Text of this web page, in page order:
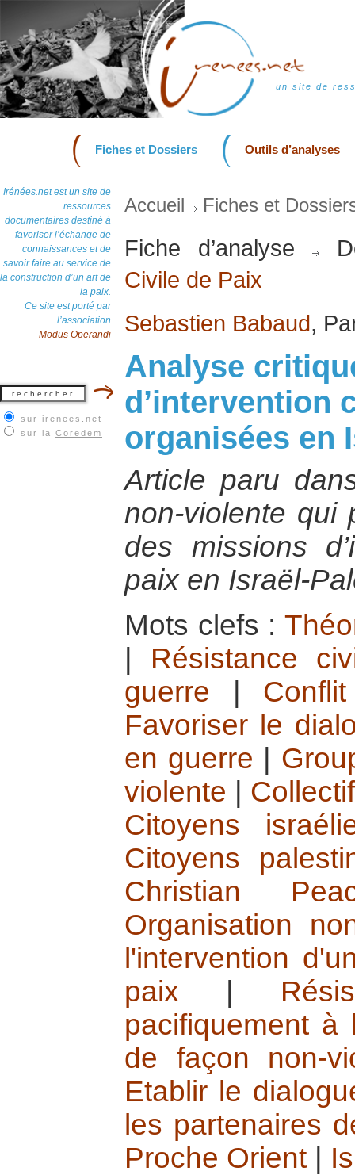
un site de
Fiches et Dossiers Outils d’analyses
Irénées.net est un site de
ressources
documentaires destiné à
favoriser l’échange de
connaissances et de
savoir faire au service de
la construction d’un art de
la paix.
Ce site est porté par
l’association
Modus Operandi
sur irenees.net
sur la Coredem
Accueil Fiches et
Fiche d’analyse
Civile de Paix
Sebastien Babaud,
Analyse
d’intervention
organisées en
Article paru
non-violente qui
des missions
paix en Israël-
Mots clefs :
Résistance
guerre
Favoriser le
en guerre
violente
Citoyens
Citoyens
Christian
Organisation
l'intervention
paix
pacifiquement à
de façon non-
Etablir le
les partenaires
Proche Orient